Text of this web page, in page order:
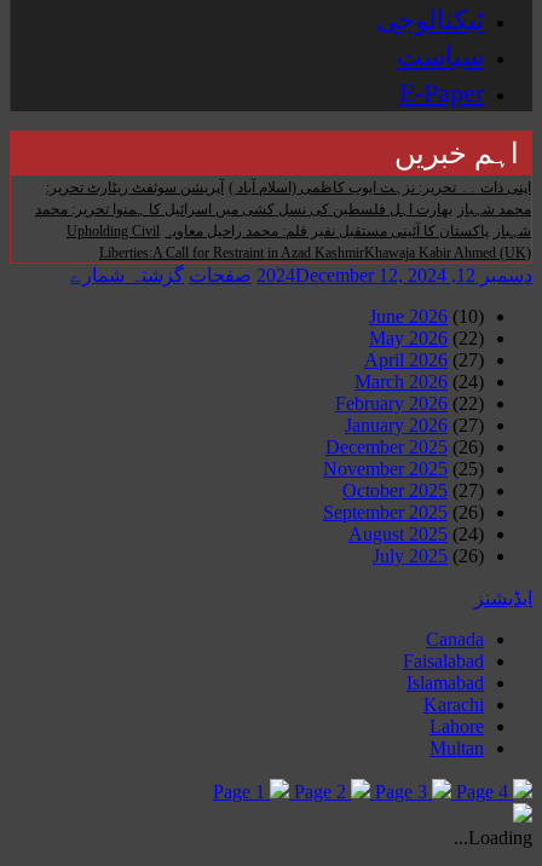
ٹیکنالوجی
سیاست
E-Paper
اہم خبریں
اپنی ذات ۔۔ تحریر: نزہت ایوب کاظمی (اسلام آباد ) آپریشن سوئفٹ ریٹارٹ تحریر:
محمد شہباز
بھارت اہل فلسطین کی نسل کشی میں اسرائیل کا ہمنوا تحریر: محمد
شہباز
پاکستان کا آئینی مستقبل نفیر قلم: محمد راحیل معاویہ Upholding Civil
Liberties:A Call for Restraint in Azad KashmirKhawaja Kabir Ahmed (UK)
دسمبر 12, 2024 December 12, 2024 صفحات گزشتہ شمارے
June 2026 (10)
May 2026 (22)
April 2026 (27)
March 2026 (24)
February 2026 (22)
January 2026 (27)
December 2025 (26)
November 2025 (25)
October 2025 (27)
September 2025 (26)
August 2025 (24)
July 2025 (26)
ایڈیشنز
Canada
Faisalabad
Islamabad
Karachi
Lahore
Multan
Page 1 Page 2 Page 3 Page 4
Loading...